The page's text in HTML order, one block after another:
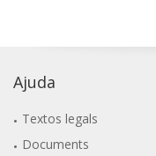
Ajuda
Textos legals
Documents